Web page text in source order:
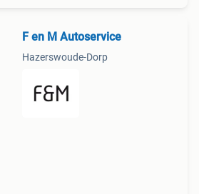
F en M Autoservice
Hazerswoude-Dorp